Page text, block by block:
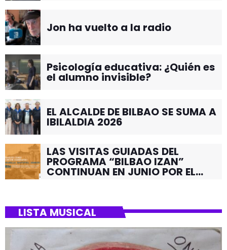
Jon ha vuelto a la radio
Psicología educativa: ¿Quién es
el alumno invisible?
EL ALCALDE DE BILBAO SE SUMA A
IBILALDIA 2026
LAS VISITAS GUIADAS DEL
PROGRAMA “BILBAO IZAN”
CONTINUAN EN JUNIO POR EL
LISTA MUSICAL